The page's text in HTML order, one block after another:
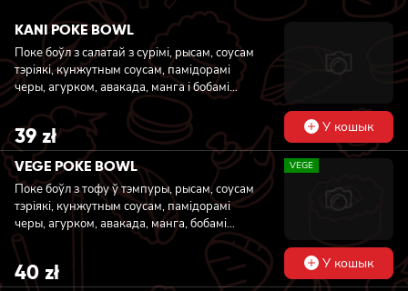
KANI POKE BOWL
Поке боўл з салатай з сурімі, рысам, соусам
тэріякі, кунжутным соусам, памідорамі
черы, агурком, авакада, манга і бобамі
эдамамэ
39zł У кошык
VEGE POKE BOWL
Поке боўл з тофу ў тэмпуры, рысам, соусам
тэріякі, кунжутным соусам, памідорамі
черы, агурком, авакада, манга, бобамі
эдамамэ і вакаме
VEGE
40 zł У кошык